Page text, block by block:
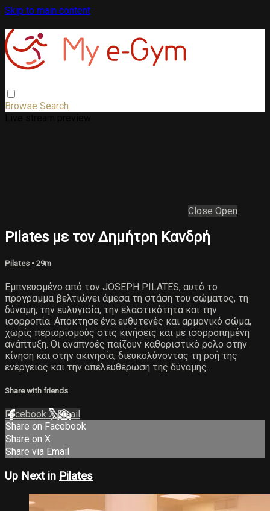
Skip to main content
Browse Search
Close Open
Pilates με τον Δημήτρη Κανδρή
Pilates • 29m
Εμπνευσμένο από τον JOSEPH PILATES, αυτό το
πρόγραμμα βελτιώνει άμεσα τη στάση του σώματος, τη
δύναμη, την ευλυγισία, την ελαστικότητα και την
ισορροπία. Απόκτησε ένα ευθυτενές και αρμονικό σώμα,
χωρίς περιορισμούς στις κινήσεις και με ισορροπημένη
ανάπτυξη. Οι αναπνοές παίζουν καθοριστικό ρόλο στην
κίνηση και στην ακινησία, διευκολύνοντας τη ροή της
ενέργειας και την απελευθέρωση της δύναμης.
Share with friends
Facebook XEmail
Share on Facebook
Share on X
Share via Email
Up Next in Pilates